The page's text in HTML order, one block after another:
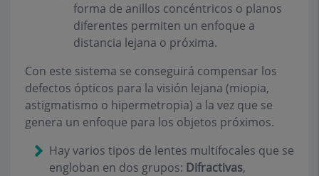
forma de anillos concéntricos o planos
diferentes permiten un enfoque a
distancia lejana o próxima.
Con este sistema se conseguirá compensar los
defectos ópticos para la visión lejana (miopia,
astigmatismo o hipermetropia) a la vez que se
genera un enfoque para los objetos próximos.
Hay varios tipos de lentes multifocales que se
engloban en dos grupos: Difractivas,